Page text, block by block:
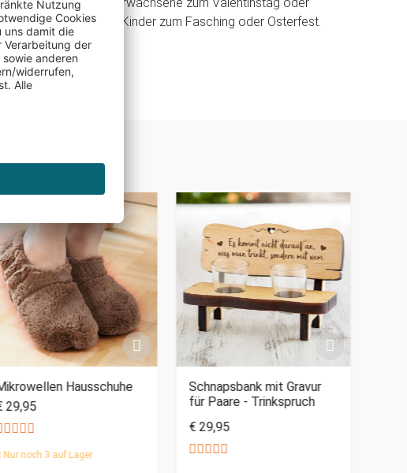
sondern auch für Kinder zum Fasching oder Osterfest.
Hausschuhe
29,95
Nur noch 3 auf Lager
Schnapsbank mit Gravur
für Paare - Trinkspruch
€ 29,95